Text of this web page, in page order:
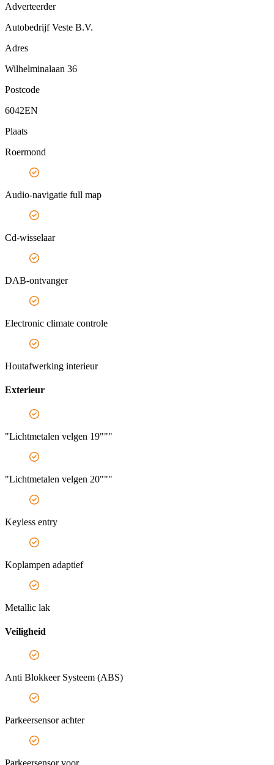
Adverteerder
Autobedrijf Veste B.V.
Adres
Wilhelminalaan 36
Postcode
6042EN
Plaats
Roermond
Audio-navigatie full map
Cd-wisselaar
DAB-ontvanger
Electronic climate controle
Houtafwerking interieur
Exterieur
"Lichtmetalen velgen 19"""
"Lichtmetalen velgen 20"""
Keyless entry
Koplampen adaptief
Metallic lak
Veiligheid
Anti Blokkeer Systeem (ABS)
Parkeersensor achter